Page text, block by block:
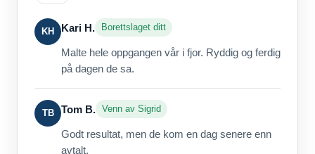
KH Kari H. Borettslaget ditt
Malte hele oppgangen vår i fjor. Ryddig og ferdig
på dagen de sa.
TB Tom B. Venn av Sigrid
Godt resultat, men de kom en dag senere enn
avtalt.